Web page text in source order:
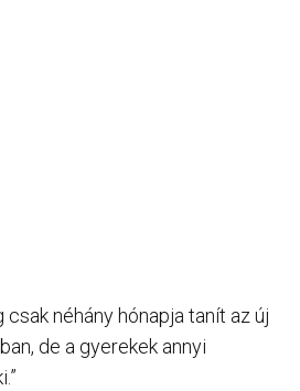
csak néhány hónapja tanít az új
de a gyerekek annyi